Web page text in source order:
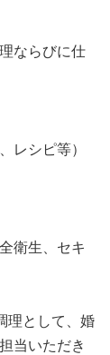
ならびに仕
レシピ等）
衛生、セキ
理として、婚
当いただき